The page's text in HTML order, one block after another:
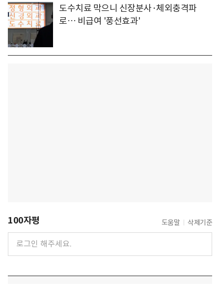
도수치료 막으니 신장분사·체외충격파
로… 비급여 '풍선효과'
100자평 도움말 삭제기준